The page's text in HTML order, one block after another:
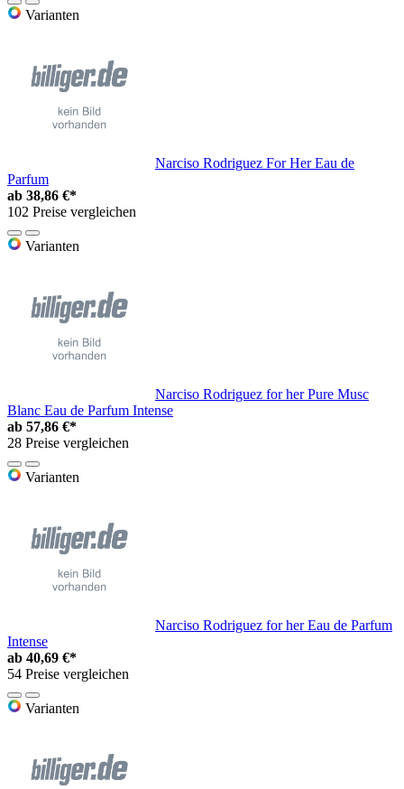
Varianten
Narciso Rodriguez For Her Eau de
Parfum
ab 38,86 €*
102 Preise vergleichen
Varianten
Narciso Rodriguez for her Pure Musc
Blanc Eau de Parfum Intense
ab 57,86 €*
28 Preise vergleichen
Varianten
Narciso Rodriguez for her Eau de Parfum
Intense
ab 40,69 €*
54 Preise vergleichen
Varianten